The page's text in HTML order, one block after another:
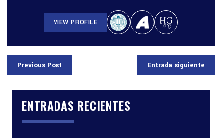
VIEW PROFILE
Previous Post Entrada siguiente
ENTRADAS RECIENTES